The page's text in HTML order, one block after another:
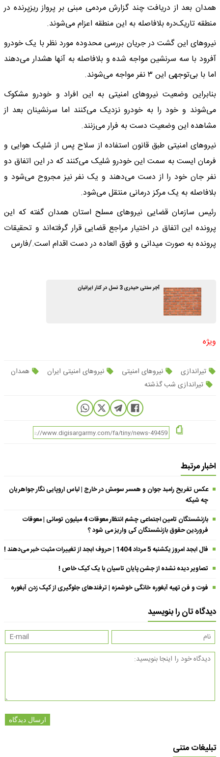
همدان بعد از دریافت چند گزارش مردمی مبنی بر پرواز ریزپرنده در
منطقه تاریک‌دره بلافاصله به این منطقه اعزام می‌شوند.
نیروهای این گشت در جریان بررسی محدوده مورد نظر با یک خودرو
آفرود با سه سرنشین مواجه شده و بلافاصله به آنها هشدار می‌دهند
اما با بی‌توجهی این ۳ نفر مواجه می‌شوند.
بنابراین وضعیت نیروهای امنیتی به این افراد و خودرو مشکوک
می‌شوند و خود را به خودرو نزدیک می‌کنند اما سرنشینان بعد از
مشاهده این وضعیت دست به فرار می‌زنند.
نیروهای امنیتی طبق قانون استفاده از سلاح پس از شلیک هوایی و
فرمان ایست به سمت این خودرو شلیک می‌کنند که در این اتفاق دو
نفر جان خود را از دست می‌دهند و یک نفر نیز مجروح می‌شود و
بلافاصله به یک مرکز درمانی منتقل می‌شود.
رئیس سازمان قضایی نیروهای مسلح استان همدان گفته که این
پرونده این اتفاق در اختیار مراجع قضایی قرار گرفته‌اند و تحقیقات
پرونده به صورت میدانی و فوق العاده در دست اقدام است./فارس
آجر سنتی حیدری 3 نسل در کنار ایرانیان
ویژه
تیراندازی نیروهای امنیتی نیروهای امنیتی ایران
همدان
تیراندازی شب گذشته
اخبار مرتبط
عکس تفریح رامبد جوان و همسر سومش در خارج | لباس اروپایی نگار جواهریان
چه شیکه
بازنشستگان تامین اجتماعی چشم انتظار معوقات 4 میلیون تومانی | معوقات
فروردین حقوق بازنشستگان کی واریز می شود ؟
فال ابجد امروز یکشنبه 5 مرداد 1404 | حروف ابجد از تغییرات مثبت خبر می‌دهند !
تصاویر دیده نشده از جشن پایان تاسیان با یک کیک خاص !
فوت و فن تهیه آبغوره خانگی خوشمزه | ترفندهای جلوگیری از کپک زدن آبغوره
دیدگاه تان را بنویسید
ارسال دیدگاه
تبلیغات متنی